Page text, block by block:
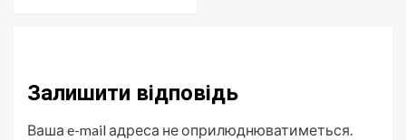
Залишити відповідь
Ваша e-mail адреса не оприлюднюватиметься.